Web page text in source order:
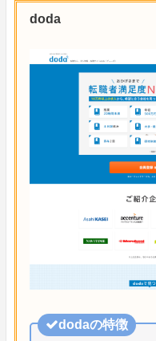
doda
dodaの特徴